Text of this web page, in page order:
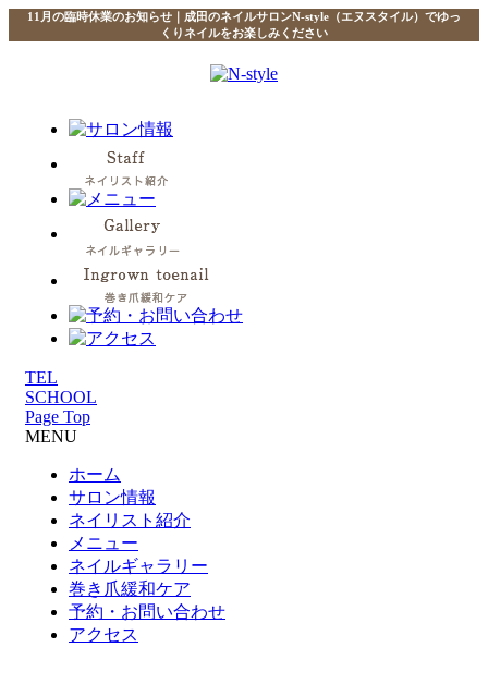
11月の臨時休業のお知らせ｜成田のネイルサロンN-style（エヌスタイル）でゆっ
くりネイルをお楽しみください
TEL
SCHOOL
Page Top
MENU
ホーム
サロン情報
ネイリスト紹介
メニュー
ネイルギャラリー
巻き爪緩和ケア
予約・お問い合わせ
アクセス